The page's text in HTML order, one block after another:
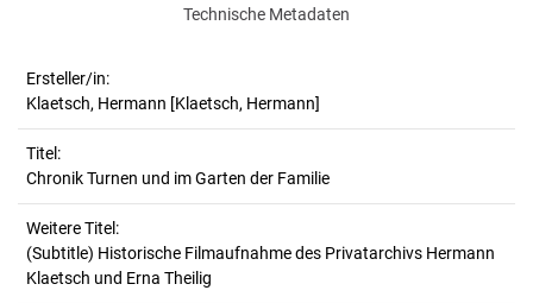
Technische Metadaten
Ersteller/in:
Klaetsch, Hermann [Klaetsch, Hermann]
Titel:
Chronik Turnen und im Garten der Familie
Weitere Titel:
(Subtitle) Historische Filmaufnahme des Privatarchivs Hermann
Klaetsch und Erna Theilig